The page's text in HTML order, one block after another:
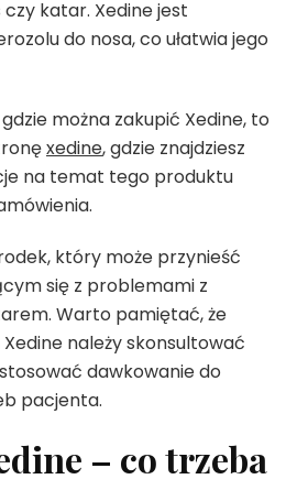
katar. Xedine jest
do nosa, co ułatwia jego
można zakupić Xedine, to
xedine, gdzie znajdziesz
na temat tego produktu
który może przynieść
się z problemami z
Warto pamiętać, że
należy skonsultować
dawkowanie do
pacjenta.
– co trzeba